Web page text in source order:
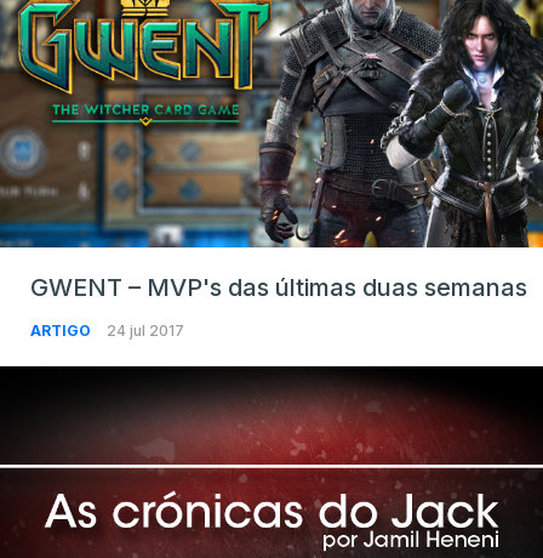
GWENT – MVP's das últimas duas semanas
ARTIGO 24 jul 2017